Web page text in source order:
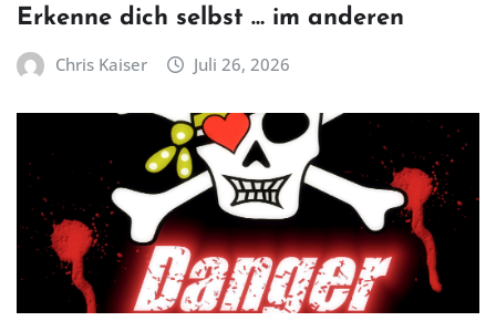
Erkenne dich selbst … im anderen
Chris Kaiser Juli 26, 2026